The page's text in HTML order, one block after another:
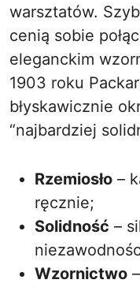
warsztatów.
cenią sobie
eleganckim
1903 roku
błyskawicznie
“najbardziej
Rzemiosło –
ręcznie;
Solidność –
Wzornictwo